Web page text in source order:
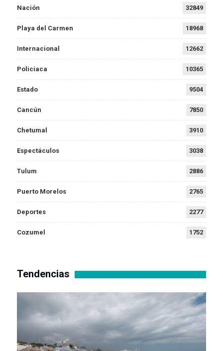
Nación 32849
Playa del Carmen 18968
Internacional 12662
Policiaca 10365
Estado 9504
Cancún 7850
Chetumal 3910
Espectáculos 3038
Tulum 2886
Puerto Morelos 2765
Deportes 2277
Cozumel 1752
Tendencias